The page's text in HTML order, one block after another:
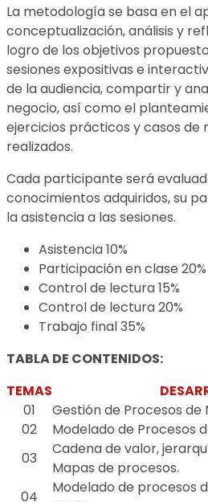
La metodología se basa en el
conceptualización, análisis y
logro de los objetivos
sesiones expositivas e
de la audiencia, compartir y
negocio, así como el
ejercicios prácticos y casos de
realizados.
Cada participante será
conocimientos adquiridos, su
la asistencia a las sesiones.
Asistencia 10%
Participación en clase 20%
Control de lectura 15%
Control de lectura 20%
Trabajo final 35%
TABLA DE CONTENIDOS:
TEMAS
01
Gestión de Procesos de
02
Modelado de Procesos
03
Cadena de valor,
Mapas de procesos.
04
Modelado de procesos